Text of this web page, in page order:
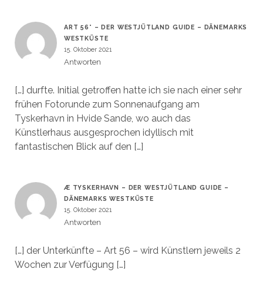
ART 56° – DER WESTJÜTLAND GUIDE – DÄNEMARKS
WESTKÜSTE
15. Oktober 2021
Antworten
[…] durfte. Initial getroffen hatte ich sie nach einer sehr
frühen Fotorunde zum Sonnenaufgang am
Tyskerhavn in Hvide Sande, wo auch das
Künstlerhaus ausgesprochen idyllisch mit
fantastischen Blick auf den […]
Æ TYSKERHAVN – DER WESTJÜTLAND GUIDE –
DÄNEMARKS WESTKÜSTE
15. Oktober 2021
Antworten
[…] der Unterkünfte – Art 56 – wird Künstlern jeweils 2
Wochen zur Verfügung […]